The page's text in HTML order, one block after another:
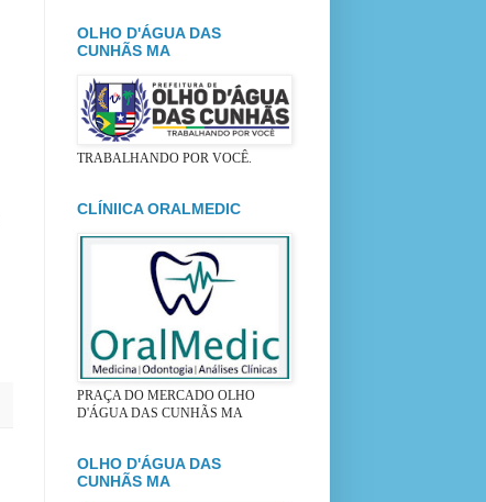
OLHO D'ÁGUA DAS
CUNHÃS MA
TRABALHANDO POR VOCÊ.
CLÍNIICA ORALMEDIC
PRAÇA DO MERCADO OLHO
D'ÁGUA DAS CUNHÃS MA
OLHO D'ÁGUA DAS
CUNHÃS MA